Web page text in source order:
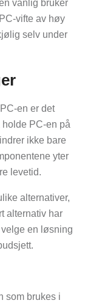
vanlig bruker
vifte av høy
selv under
en er det
PC-en på
ikke bare
yter
levetid.
alternativer,
alternativ har
en løsning
som brukes i